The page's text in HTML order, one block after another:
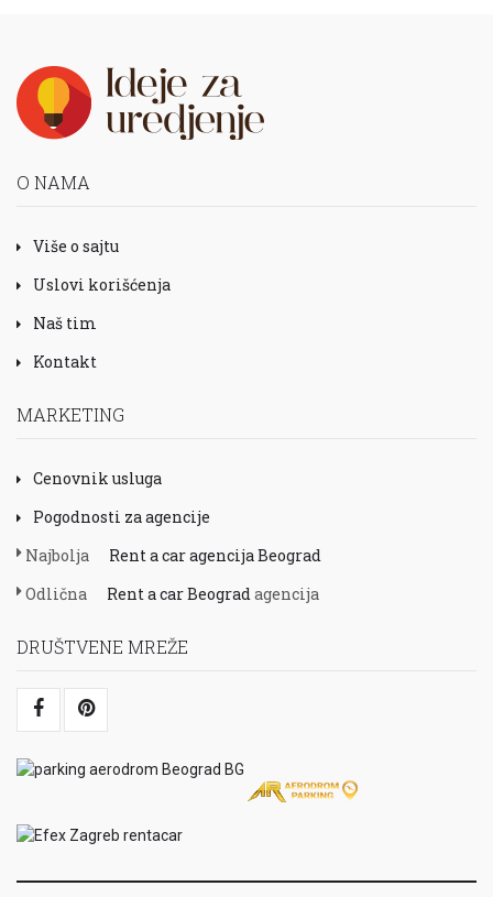
O NAMA
Više o sajtu
Uslovi korišćenja
Naš tim
Kontakt
MARKETING
Cenovnik usluga
Pogodnosti za agencije
Najbolja
Rent a car agencija Beograd
Odlična
Rent a car Beograd agencija
DRUŠTVENE MREŽE